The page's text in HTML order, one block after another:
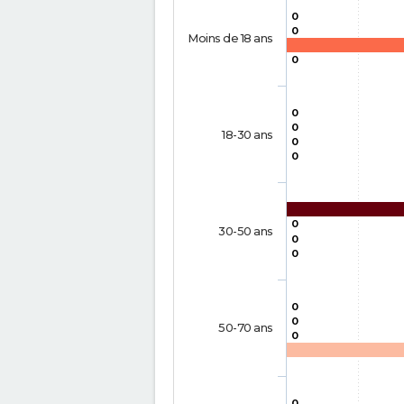
0
0
0
0
0
0
0
0
0
0
0
0
0
Moins de 18 ans
18-30 ans
30-50 ans
50-70 ans